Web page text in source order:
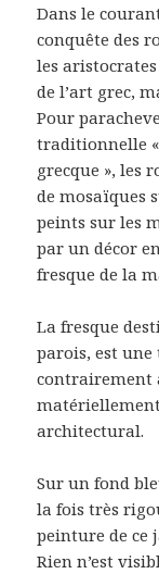
Dans le
conquête des
les
de l’art grec,
Pour
traditionnelle
grecque », les
de mosaïques
peints sur les
par un décor
fresque de la
La fresque
parois, est
contrairement
architectural.
Sur un fond
la fois très
peinture de ce
Rien n’est